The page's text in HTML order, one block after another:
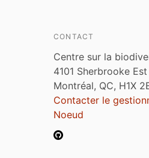
CONTACT
Centre sur la
4101 Sherbrooke Est
Montréal, QC, H1X
Contacter le
Noeud